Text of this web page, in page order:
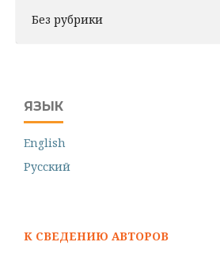
Без рубрики
ЯЗЫК
English
Русский
К СВЕДЕНИЮ АВТОРОВ